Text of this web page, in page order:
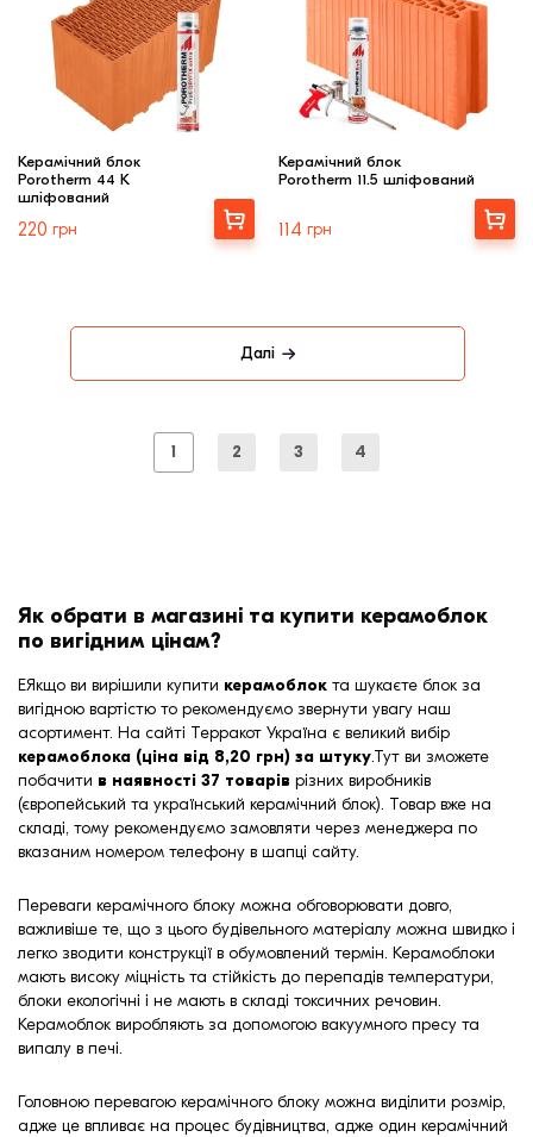
Керамічний блок
Porotherm 44 K
шліфований
220 грн
Купити
Керамічний блок
Porotherm 11.5 шліфований
114 грн
Купити
1 2 3 4
Далі
Як обрати в магазині та купити керамоблок
по вигідним цінам?
ЕЯкщо ви вирішили купити керамоблок та шукаєте блок за
вигідною вартістю то рекомендуємо звернути увагу наш
асортимент. На сайті Терракот Україна є великий вибір
керамоблока (ціна від 8,20 грн) за штуку.Тут ви зможете
побачити в наявності 37 товарів різних виробників
(європейський та український керамічний блок). Товар вже на
складі, тому рекомендуємо замовляти через менеджера по
вказаним номером телефону в шапці сайту.
Переваги керамічного блоку можна обговорювати довго,
важливіше те, що з цього будівельного матеріалу можна швидко і
легко зводити конструкції в обумовлений термін. Керамоблоки
мають високу міцність та стійкість до перепадів температури,
блоки екологічні і не мають в складі токсичних речовин.
Керамоблок виробляють за допомогою вакуумного пресу та
випалу в печі.
Головною перевагою керамічного блоку можна виділити розмір,
адже це впливає на процес будівництва, адже один керамічний